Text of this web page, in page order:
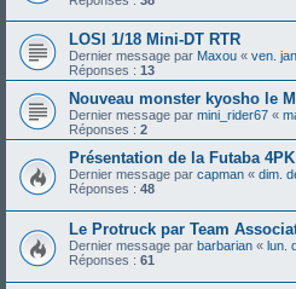
LOSI 1/18 Mini-DT RTR
Dernier message par Maxou « ven.
Réponses : 13
Nouveau monster kyosho le
Dernier message par mini_rider67 «
Réponses : 2
Présentation de la Futaba
Dernier message par capman « dim.
Réponses : 48
Le Protruck par Team
Dernier message par barbarian « lun.
Réponses : 61